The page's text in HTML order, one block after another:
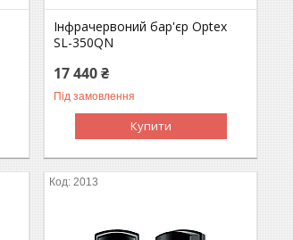
Інфрачервоний бар'єр Optex
SL-350QN
17 440 ₴
Під замовлення
Купити
2013